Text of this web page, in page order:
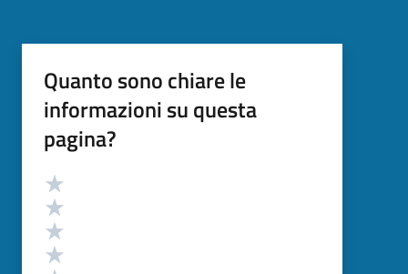
Quanto sono chiare le
informazioni su questa
pagina?
Valutazione